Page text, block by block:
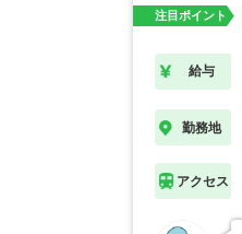
注目ポイント
給与
勤務地
アクセス